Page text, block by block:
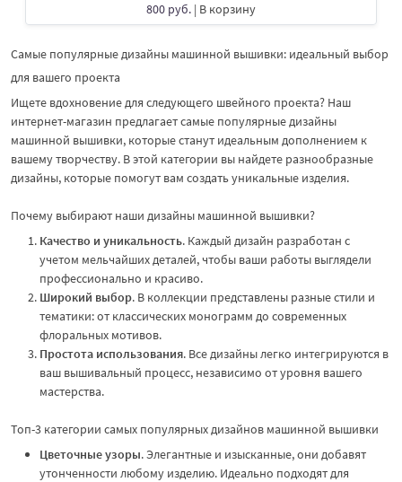
800 руб. | В корзину
Самые популярные дизайны машинной вышивки: идеальный выбор
для вашего проекта
Ищете вдохновение для следующего швейного проекта? Наш
интернет-магазин предлагает самые популярные дизайны
машинной вышивки, которые станут идеальным дополнением к
вашему творчеству. В этой категории вы найдете разнообразные
дизайны, которые помогут вам создать уникальные изделия.
Почему выбирают наши дизайны машинной вышивки?
Качество и уникальность. Каждый дизайн разработан с
учетом мельчайших деталей, чтобы ваши работы выглядели
профессионально и красиво.
Широкий выбор. В коллекции представлены разные стили и
тематики: от классических монограмм до современных
флоральных мотивов.
Простота использования. Все дизайны легко интегрируются в
ваш вышивальный процесс, независимо от уровня вашего
мастерства.
Топ-3 категории самых популярных дизайнов машинной вышивки
Цветочные узоры. Элегантные и изысканные, они добавят
утонченности любому изделию. Идеально подходят для